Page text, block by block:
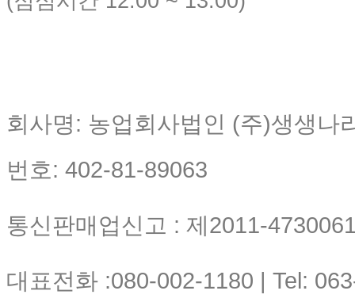
회사명: 농업회사법인 (주)생생나
번호: 402-81-89063
통신판매업신고 : 제2011-
대표전화 :080-002-1180 | Tel: